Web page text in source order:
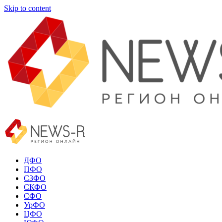
Skip to content
ДФО
ПФО
СЗФО
СКФО
СФО
УрФО
ЦФО